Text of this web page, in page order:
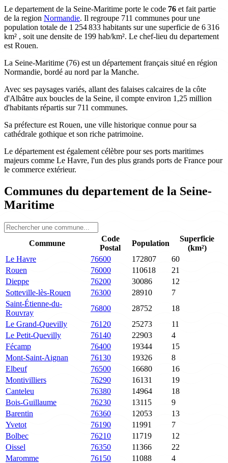
Le departement de la Seine-Maritime porte le code 76 et fait partie
de la region Normandie. Il regroupe 711 communes pour une
population totale de 1 254 833 habitants sur une superficie de 6 316
km² , soit une densite de 199 hab/km². Le chef-lieu du departement
est Rouen.
La Seine-Maritime (76) est un département français situé en région
Normandie, bordé au nord par la Manche.
Avec ses paysages variés, allant des falaises calcaires de la côte
d'Albâtre aux boucles de la Seine, il compte environ 1,25 million
d'habitants répartis sur 711 communes.
Sa préfecture est Rouen, une ville historique connue pour sa
cathédrale gothique et son riche patrimoine.
Le département est également célèbre pour ses ports maritimes
majeurs comme Le Havre, l'un des plus grands ports de France pour
le commerce extérieur.
Communes du departement de la Seine-
Maritime
Commune
Code
Postal
Population
Superficie
(km²)
Le Havre
76600 172807
60
Rouen
76000 110618
21
Dieppe
76200 30086
12
Sotteville-lès-Rouen
76300 28910
7
Saint-Étienne-du-
Rouvray
76800 28752
18
Le Grand-Quevilly
76120 25273
11
Le Petit-Quevilly
76140 22903
4
Fécamp
76400 19344
15
Mont-Saint-Aignan
76130 19326
8
Elbeuf
76500 16680
16
Montivilliers
76290 16131
19
Canteleu
76380 14964
18
Bois-Guillaume
76230 13115
9
Barentin
76360 12053
13
Yvetot
76190 11991
7
Bolbec
76210 11719
12
Oissel
76350 11366
22
Maromme
76150 11088
4